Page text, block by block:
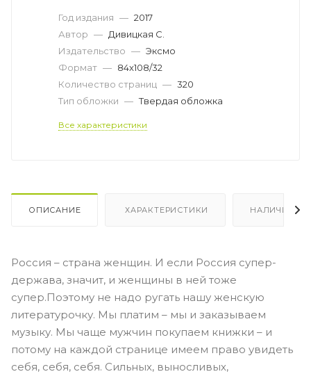
Год издания — 2017
Автор — Дивицкая С.
Издательство — Эксмо
Формат — 84x108/32
Количество страниц — 320
Тип обложки — Твердая обложка
Все характеристики
ОПИСАНИЕ ХАРАКТЕРИСТИКИ НАЛИЧИЕ
Россия – страна женщин. И если Россия супер-
держава, значит, и женщины в ней тоже
супер.Поэтому не надо ругать нашу женскую
литературочку. Мы платим – мы и заказываем
музыку. Мы чаще мужчин покупаем книжки – и
потому на каждой странице имеем право увидеть
себя, себя, себя. Сильных, выносливых,